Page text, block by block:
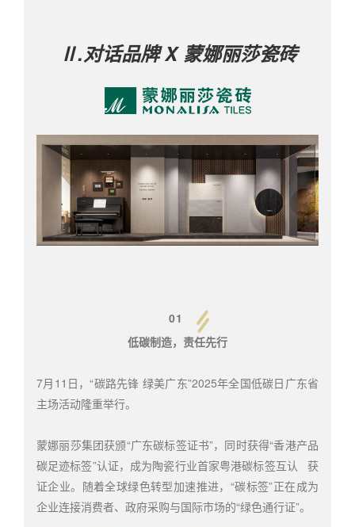
Ⅱ.对话品牌X 蒙娜丽莎瓷砖
01
低碳制造，责任先行
7月11日，“碳路先锋 绿美广东”2025年全国低碳日广东省
主场活动隆重举行。
蒙娜丽莎集团获颁“广东碳标签证书”，同时获得“香港产品
碳足迹标签”认证，成为陶瓷行业首家粤港碳标签互认
获
证企业。随着全球绿色转型加速推进，“碳标签”正在成为
企业连接消费者、政府采购与国际市场的“绿色通行证”。